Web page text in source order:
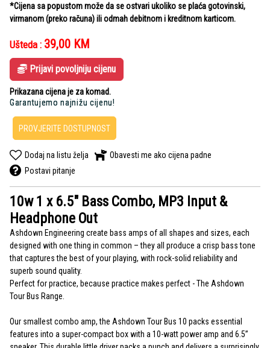
*Cijena sa popustom može da se ostvari ukoliko se plaća gotovinski,
virmanom (preko računa) ili odmah debitnom i kreditnom karticom.
Ušteda : 39,00 KM
Prijavi povoljniju cijenu
Prikazana cijena je za komad.
Garantujemo najnižu cijenu!
PROVJERITE DOSTUPNOST
Dodaj na listu želja
Obavesti me ako cijena padne
Postavi pitanje
10w 1 x 6.5" Bass Combo, MP3 Input &
Headphone Out
Ashdown Engineering create bass amps of all shapes and sizes, each
designed with one thing in common – they all produce a crisp bass tone
that captures the best of your playing, with rock-solid reliability and
superb sound quality.
Perfect for practice, because practice makes perfect - The Ashdown
Tour Bus Range.
Our smallest combo amp, the Ashdown Tour Bus 10 packs essential
features into a super-compact box with a 10-watt power amp and 6.5”